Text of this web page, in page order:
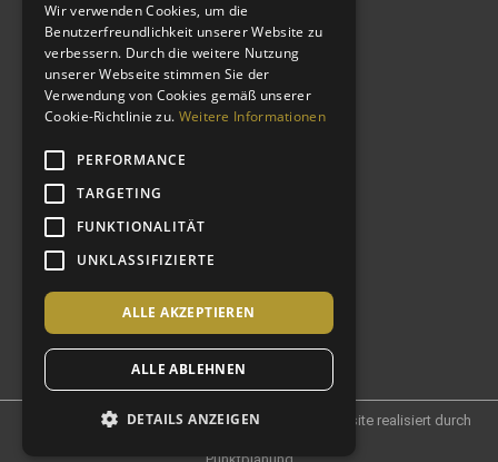
WEITERE LINKS
Impressum
Datenschutzerklärung
Angebote
© 2021 Castlewood Hotels und Resorts AG – Website realisiert durch
Wir verwenden Cookies, um die
Benutzerfreundlichkeit unserer Website zu
verbessern. Durch die weitere Nutzung
unserer Webseite stimmen Sie der
Verwendung von Cookies gemäß unserer
Cookie-Richtlinie zu. Weitere Informationen
PERFORMANCE
TARGETING
FUNKTIONALITÄT
UNKLASSIFIZIERTE
ALLE AKZEPTIEREN
ALLE ABLEHNEN
DETAILS ANZEIGEN